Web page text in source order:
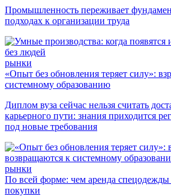
Промышленность переживает
подходах к организации труда
рынки
«Опыт без обновления теряет силу»:
системному образованию
Диплом вуза сейчас нельзя считать
карьерного пути: знания приходится
под новые требования
рынки
По всей форме: чем аренда спецодежды
покупки